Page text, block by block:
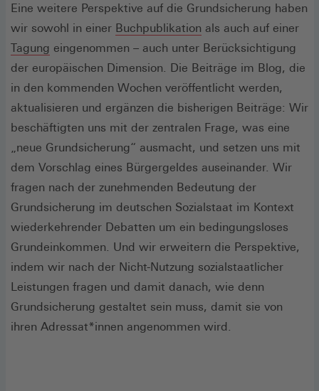
Eine weitere Perspektive auf die Grundsicherung haben
wir sowohl in einer Buchpublikation (Öffnet
in
einem
neuen
Fenster)
als auch auf einer
Tagung eingenommen – auch unter Berücksichtigung
der europäischen Dimension. Die Beiträge im Blog, die
in den kommenden Wochen veröffentlicht werden,
aktualisieren und ergänzen die bisherigen Beiträge: Wir
beschäftigten uns mit der zentralen Frage, was eine
„neue Grundsicherung“ ausmacht, und setzen uns mit
dem Vorschlag eines Bürgergeldes auseinander. Wir
fragen nach der zunehmenden Bedeutung der
Grundsicherung im deutschen Sozialstaat im Kontext
wiederkehrender Debatten um ein bedingungsloses
Grundeinkommen. Und wir erweitern die Perspektive,
indem wir nach der Nicht-Nutzung sozialstaatlicher
Leistungen fragen und damit danach, wie denn
Grundsicherung gestaltet sein muss, damit sie von
ihren Adressat*innen angenommen wird.